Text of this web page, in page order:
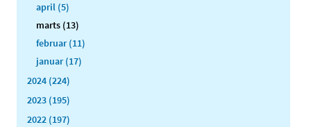
april (5)
marts (13)
februar (11)
januar (17)
2024 (224)
2023 (195)
2022 (197)